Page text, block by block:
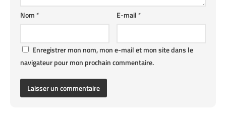
E-mail*
Nom*
Enregistrer mon nom, mon e-mail et mon site dans le
navigateur pour mon prochain commentaire.